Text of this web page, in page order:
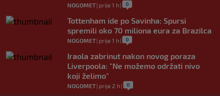
NOGOMET| prije 1 h | 0
Tottenham ide po Savinha: Spursi
spremili oko 70 miliona eura za Brazilca
NOGOMET| prije 1 h | 0
Iraola zabrinut nakon novog poraza
Liverpoola: "Ne možemo održati nivo
koji želimo"
NOGOMET| prije 2 h | 0